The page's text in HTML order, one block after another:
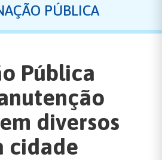
PÚBLICA
Pública
diversos
cidade